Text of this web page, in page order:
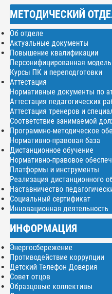
МЕТОДИЧЕСКИЙ
Об отделе
Актуальные документы
Повышение квалификации
Персонифицированная модель
Курсы ПК и переподготовки
Аттестация
Нормативные документы по
Аттестация педагогических
Аттестация тренеров и
Соответствие занимаемой
Программно-методическое
Нормативно-правовая база
Дистанционное обучение
Нормативно-правовое
Платформы и инструменты
Реализация дистанционного
Наставничество
Социальный сертификат
Инновационная деятельность
ИНФОРМАЦИЯ
Энергосбережение
Противодействие коррупции
Детский Телефон Доверия
Совет отцов
Образцовые коллективы